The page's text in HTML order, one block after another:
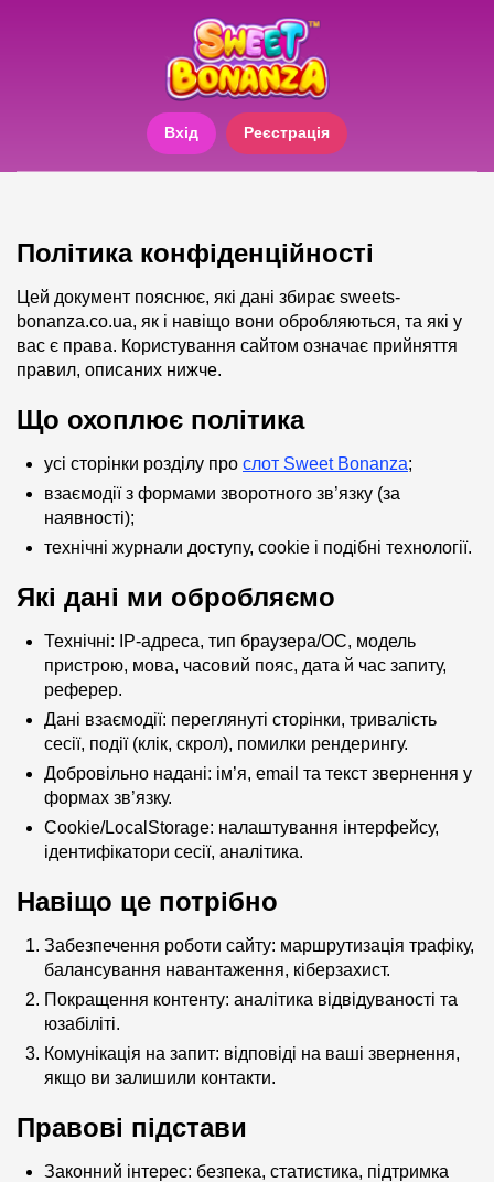
Реєстрація
Вхід
Політика конфіденційності
Цей документ пояснює, які дані збирає sweets-
bonanza.co.ua, як і навіщо вони обробляються, та які у
вас є права. Користування сайтом означає прийняття
правил, описаних нижче.
Що охоплює політика
усі сторінки розділу про слот Sweet Bonanza;
взаємодії з формами зворотного зв’язку (за
наявності);
технічні журнали доступу, cookie і подібні технології.
Які дані ми обробляємо
Технічні: IP-адреса, тип браузера/ОС, модель
пристрою, мова, часовий пояс, дата й час запиту,
реферер.
Дані взаємодії: переглянуті сторінки, тривалість
сесії, події (клік, скрол), помилки рендерингу.
Добровільно надані: ім’я, email та текст звернення у
формах зв’язку.
Cookie/LocalStorage: налаштування інтерфейсу,
ідентифікатори сесії, аналітика.
Навіщо це потрібно
Забезпечення роботи сайту: маршрутизація трафіку,
балансування навантаження, кіберзахист.
Покращення контенту: аналітика відвідуваності та
юзабіліті.
Комунікація на запит: відповіді на ваші звернення,
якщо ви залишили контакти.
Правові підстави
Законний інтерес: безпека, статистика, підтримка